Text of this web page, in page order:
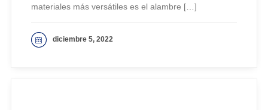
materiales más versátiles es el alambre […]
diciembre 5, 2022
VER MAS